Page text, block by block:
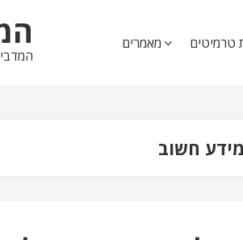
מאמרים טרמיטים
מידע חשוב